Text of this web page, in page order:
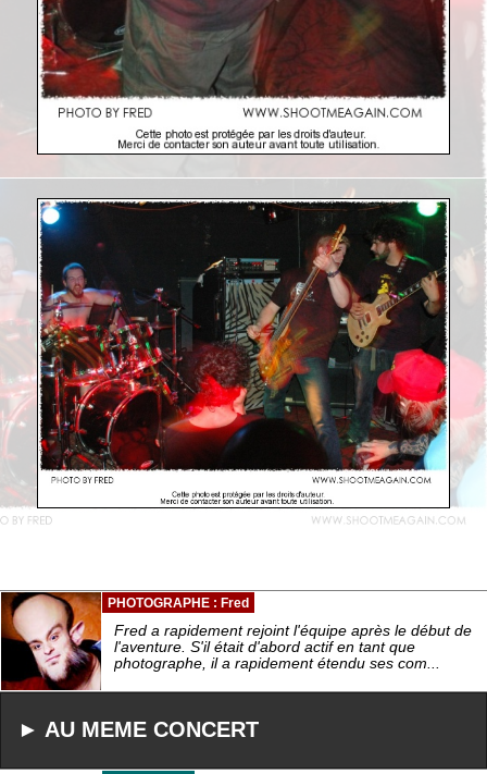
PHOTOGRAPHE : Fred
Fred a rapidement rejoint l'équipe après le début de
l'aventure. S'il était d'abord actif en tant que
photographe, il a rapidement étendu ses com...
► AU MEME CONCERT